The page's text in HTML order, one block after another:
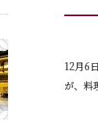
12月6
が、料